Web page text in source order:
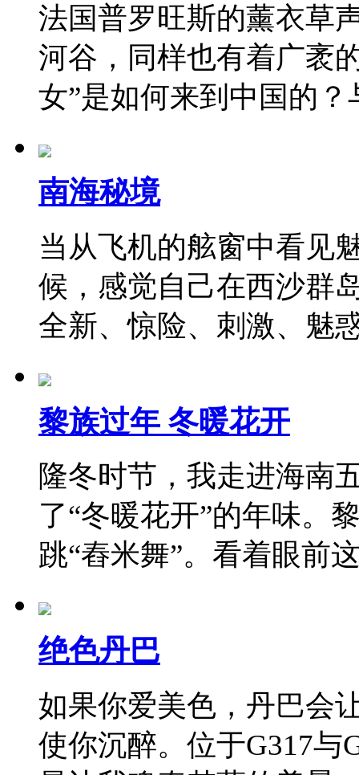
法国普罗旺斯的薰衣草
河谷，同样也有着广袤
女”是如何来到中国的
南海秘境
当从飞机的舷窗中看见
候，感觉自己在西沙群
全新、惊险、刺激、
黎族过年 冬暖花开
隆冬时节，我走进海南
了“冬暖花开”的年味。
跳“舂米舞”。看着眼
绝色丹巴
如果你爱美色，丹巴会
使你沉醉。位于G317与